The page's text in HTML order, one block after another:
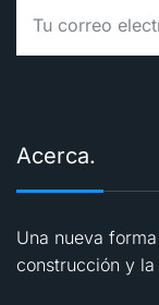
Acerca.
Una nueva
construcción y la